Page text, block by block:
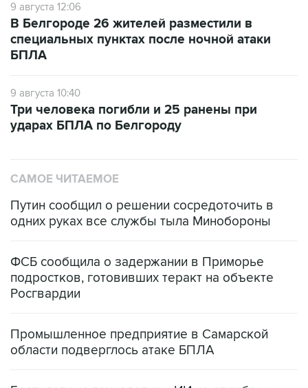
специальных пунктах после ночной атаки
БПЛА
ударах БПЛА по Белгороду
Путин сообщил о решении сосредоточить в
ФСБ сообщила о задержании в Приморье
Росгвардии
Промышленное предприятие в Самарской
Беспилотные технологии и ИИ на службе у